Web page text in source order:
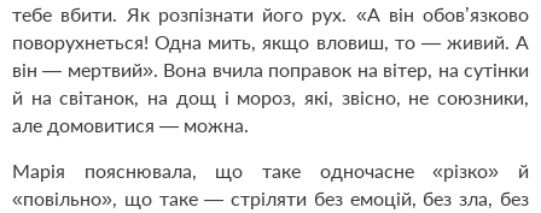
тебе вбити. Як розпізнати його рух. «А він обов’язково
поворухнеться! Одна мить, якщо вловиш, то — живий. А
він — мертвий». Вона вчила поправок на вітер, на сутінки
й на світанок, на дощ і мороз, які, звісно, не союзники,
але домовитися — можна.
Марія пояснювала, що таке одночасне «різко» й
«повільно», що таке — стріляти без емоцій, без зла, без